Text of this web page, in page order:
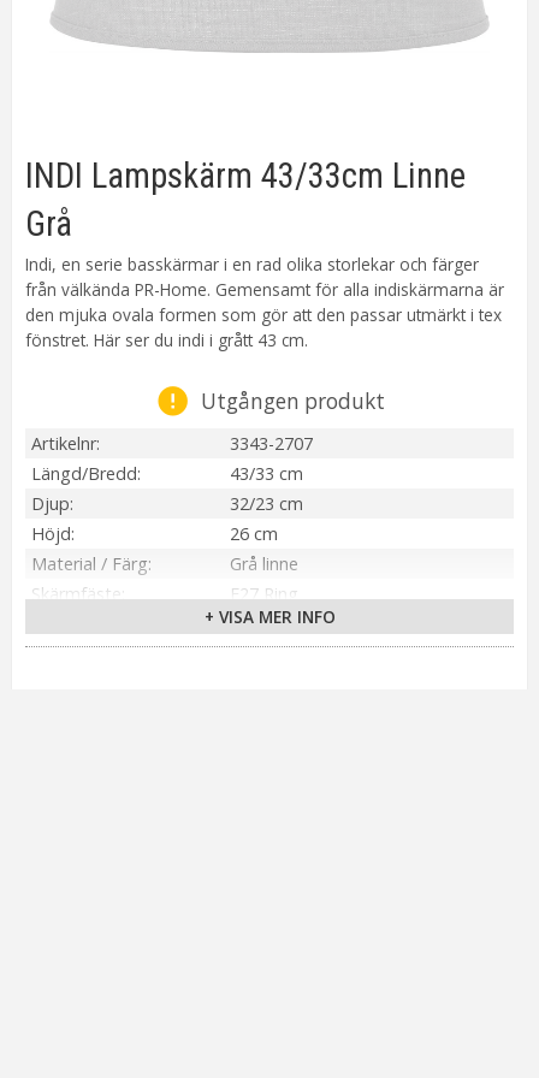
INDI Lampskärm 43/33cm Linne
Grå
Indi, en serie basskärmar i en rad olika storlekar och färger
från välkända PR-Home. Gemensamt för alla indiskärmarna är
den mjuka ovala formen som gör att den passar utmärkt i tex
fönstret. Här ser du indi i grått 43 cm.
Utgången produkt
Artikelnr
3343-2707
Längd/Bredd
43/33 cm
Djup
32/23 cm
Höjd
26 cm
Material / Färg
Grå linne
Skärmfäste
E27 Ring
Inomhus
Tillverkare
PR Home
+ VISA MER INFO